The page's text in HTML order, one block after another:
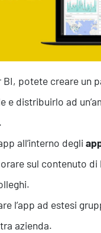
in Team
BI, potete creare un
e distribuirlo ad
all’interno degli
sul contenuto di
l’app ad estesi
azienda.